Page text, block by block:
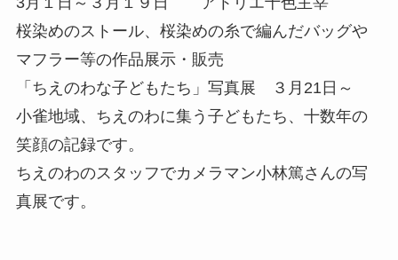
桜染めのストール、桜染めの糸で編んだバッグや
マフラー等の作品展示・販売
「ちえのわな子どもたち」写真展 ３月21日～
小雀地域、ちえのわに集う子どもたち、十数年の
笑顔の記録です。
ちえのわのスタッフでカメラマン小林篤さんの写
真展です。